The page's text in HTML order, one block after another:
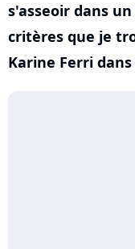
s'asseoir dans
critères que je
Karine Ferri